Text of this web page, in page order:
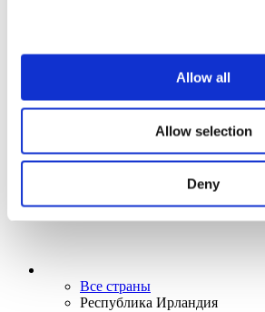
Allow all
Allow selection
Deny
Творческий вечер
Наше спецпредложение
Применить
Все страны
Республика Ирландия